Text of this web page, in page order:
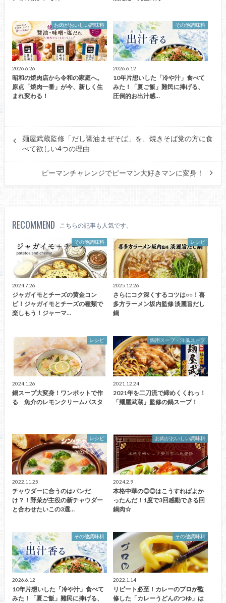
お肉がおいしい調味料
2026.6.26
昭和の焼肉店から令和の家庭へ。
原点「焼肉一番」が今、新しく生
まれ変わる！
その他調味料
2026.6.12
10年片想いした「冷や汁」食べて
みた！「夏ご飯」難民に捧げる、
圧倒的お出汁感…
麺屋武蔵監修「だし醤油まぜそば」を、焼きそば党の方に食
べて欲しい4つの理由
ピーマンチャレンジでピーマン大好きマンに変身！
RECOMMEND こちらの記事も人気です。
その他調味料
2024.7.26
ジャガイモとチーズの黄金コン
ビ！ジャガイモとチーズの種類で
楽しもう！ジャーマ…
レシピ
2025.12.26
さらにコク深くするコツは○○！喜
多方ラーメン坂内監修 淡麗旨だし
鍋
レシピ
2024.1.26
鍋スープ大変身！ワンポットで作
る 魚介のレモンクリームパスタ
鍋用スープ・洋風スープ
2021.12.24
2021年を二刀流で締めくくれっ！
「麺屋武蔵」監修の鍋スープ！
レシピ
2022.11.25
チャウダーに合うのはパンだ
け？！野菜が主役の新チャウダー
と合わせたいこの3選…
お肉がおいしい調味料
2024.2.9
本格中華の◎◎はこうすればよか
ったんだ！1度で3回感動できる回
鍋肉☆
その他調味料
2026.6.12
10年片想いした「冷や汁」食べて
みた！「夏ご飯」難民に捧げる、
その他調味料
2022.1.14
リピート必至！カレーのプロが監
修した「カレーうどんのつゆ」は